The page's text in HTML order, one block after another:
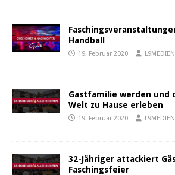
Handball
19. Februar 2020 L9MEDIEN
Gastfamilie werden und
Welt zu Hause erleben
19. Februar 2020 L9MEDIEN
32-Jähriger attackiert
Faschingsfeier